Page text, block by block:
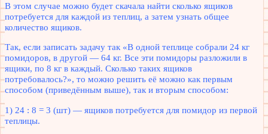
В этом случае можно будет скачала найти сколько ящиков
потребуется для каждой из теплиц, а затем узнать общее
количество ящиков.
Так, если записать задачу так «В одной теплице собрали 24 кг
помидоров, в другой — 64 кг. Все эти помидоры разложили в
ящики, по 8 кг в каждый. Сколько таких ящиков
потребовалось?», то можно решить её можно как первым
способом (приведённым выше), так и вторым способом:
1) 24 : 8 = 3 (шт) — ящиков потребуется для помидор из первой
теплицы.